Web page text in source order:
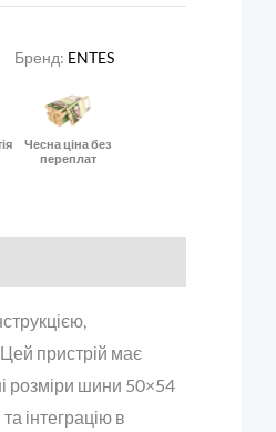
Бренд: ENTES
Чесна ціна без
переплат
пристрій має
розміри шини 50×54
інтеграцію в